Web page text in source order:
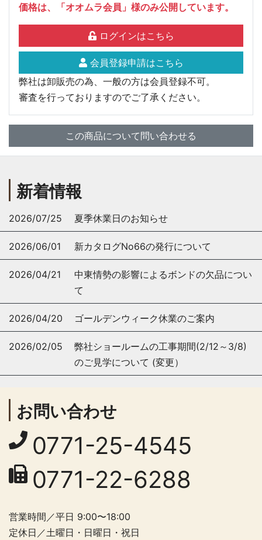
価格は、「オオムラ会員」様のみ公開しています。
ログインはこちら
会員登録申請はこちら
弊社は卸販売の為、一般の方は会員登録不可。
審査を行っておりますのでご了承ください。
この商品について問い合わせる
新着情報
2026/07/25 夏季休業日のお知らせ
2026/06/01 新カタログNo66の発行について
2026/04/21
中東情勢の影響によるボンドの欠品につい
て
2026/04/20 ゴールデンウィーク休業のご案内
2026/02/05
弊社ショールームの工事期間(2/12～3/8)
のご見学について (変更）
お問い合わせ
0771-25-4545
0771-22-6288
営業時間／平日 9:00〜18:00
定休日／土曜日・日曜日・祝日